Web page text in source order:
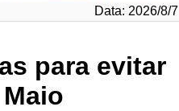
Data: 2026/8/7
para evitar